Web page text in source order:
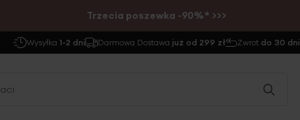
Trzecia poszewka -90%* >>>
Wysyłka 1-2 dni Darmowa Dostawa już od 299 zł Zwrot do 30 dni